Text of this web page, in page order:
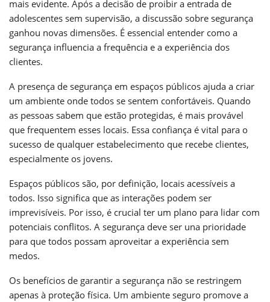
mais evidente. Após a decisão de proibir a entrada de
adolescentes sem supervisão, a discussão sobre segurança
ganhou novas dimensões. É essencial entender como a
segurança influencia a frequência e a experiência dos
clientes.
A presença de segurança em espaços públicos ajuda a criar
um ambiente onde todos se sentem confortáveis. Quando
as pessoas sabem que estão protegidas, é mais provável
que frequentem esses locais. Essa confiança é vital para o
sucesso de qualquer estabelecimento que recebe clientes,
especialmente os jovens.
Espaços públicos são, por definição, locais acessíveis a
todos. Isso significa que as interações podem ser
imprevisíveis. Por isso, é crucial ter um plano para lidar com
potenciais conflitos. A segurança deve ser una prioridade
para que todos possam aproveitar a experiência sem
medos.
Os benefícios de garantir a segurança não se restringem
apenas à proteção física. Um ambiente seguro promove a